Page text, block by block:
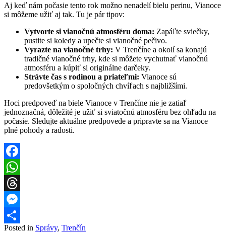
Aj keď nám počasie tento rok možno nenadelí bielu perinu, Vianoce
si môžeme užiť aj tak. Tu je pár tipov:
Vytvorte si vianočnú atmosféru doma: Zapáľte sviečky,
pustite si koledy a upečte si vianočné pečivo.
Vyrazte na vianočné trhy: V Trenčíne a okolí sa konajú
tradičné vianočné trhy, kde si môžete vychutnať vianočnú
atmosféru a kúpiť si originálne darčeky.
Strávte čas s rodinou a priateľmi: Vianoce sú
predovšetkým o spoločných chvíľach s najbližšími.
Hoci predpoveď na biele Vianoce v Trenčíne nie je zatiaľ
jednoznačná, dôležité je užiť si sviatočnú atmosféru bez ohľadu na
počasie. Sledujte aktuálne predpovede a pripravte sa na Vianoce
plné pohody a radosti.
Facebook
WhatsApp
Threads
Messenger
Share
Posted in Správy, Trenčín